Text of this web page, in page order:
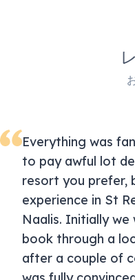
Everything was
to pay awful lot
resort you prefer,
experience in St
Naalis. Initially
book through a
after a couple of